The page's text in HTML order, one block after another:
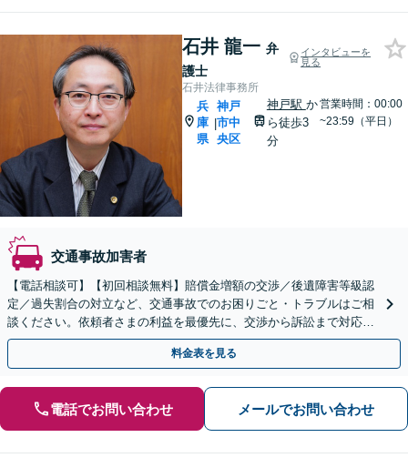
石井 龍一 弁
護士
インタビューを
見る
石井法律事務所
兵
庫
県
|
神戸
市中
央区
神戸駅 か
ら徒歩3
分
営業時間：00:00
~23:59（平日）
交通事故加害者
【電話相談可】【初回相談無料】賠償金増額の交渉／後遺障害等級認
定／過失割合の対立など、交通事故でのお困りごと・トラブルはご相
談ください。依頼者さまの利益を最優先に、交渉から訴訟まで対応い
たします【弁護士費用特約利用可】【神戸駅3分】
料金表を見る
電話でお問い合わせ メールでお問い合わせ